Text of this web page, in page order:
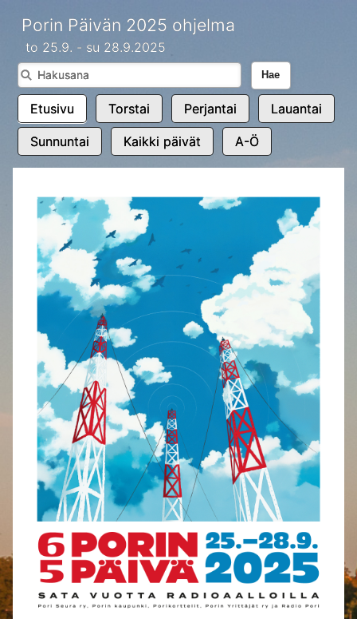
Porin Päivän 2025 ohjelma
to 25.9. - su 28.9.2025
Hae
Etusivu Torstai Perjantai Lauantai
Sunnuntai Kaikki päivät A-Ö